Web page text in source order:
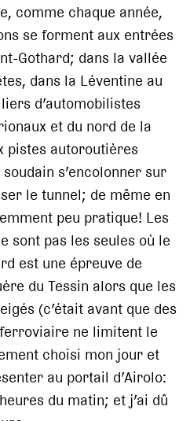
comme chaque année,
se forment aux entrées
Gothard; dans la vallée
dans la Léventine au
d’automobilistes
et du nord de la
pistes autoroutières
s’encolonner sur
le tunnel; de même en
peu pratique! Les
sont pas les seules où le
est une épreuve de
du Tessin alors que les
(c’était avant que des
ne limitent le
choisi mon jour et
au portail d’Airolo:
du matin; et j’ai dû